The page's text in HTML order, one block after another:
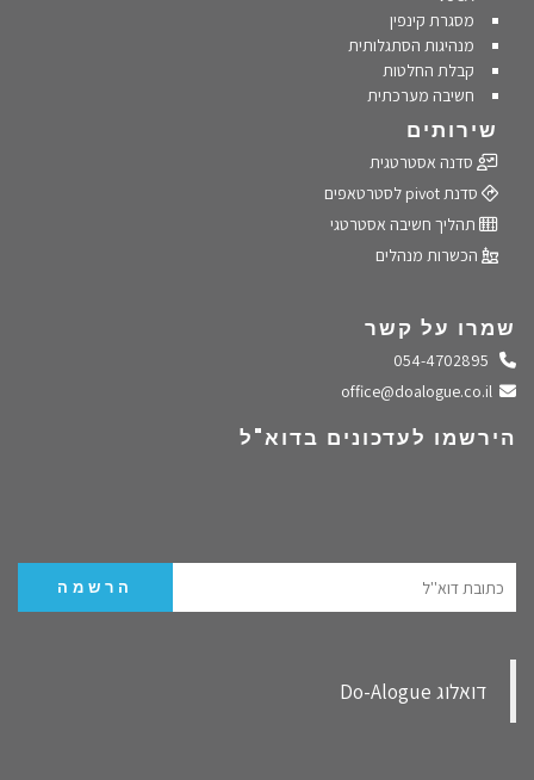
מסגרת קינפין
מנהיגות הסתגלותית
קבלת החלטות
חשיבה מערכתית
שירותים
סדנה אסטרטגית
סדנת pivot לסטרטאפים
תהליך חשיבה אסטרטגי
הכשרות מנהלים
שמרו על קשר
התקשרו אלינו
שלחו מייל
הירשמו לעדכונים בדוא"ל
‏דואלוג Do-Alogue‏